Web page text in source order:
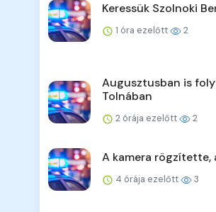
Keressük Szolnoki
1 óra ezelőtt 2
Augusztusban is
Tolnában
2 órája ezelőtt 2
A kamera rögzítette,
4 órája ezelőtt 3